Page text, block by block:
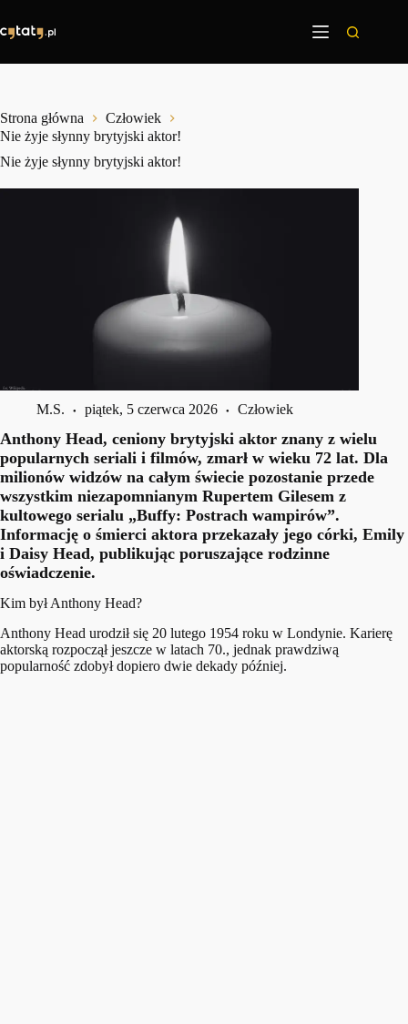
treści
Strona główna
Człowiek
Nie żyje słynny brytyjski aktor!
Nie żyje słynny brytyjski aktor!
M.S. piątek, 5 czerwca 2026 Człowiek
Anthony Head, ceniony brytyjski aktor znany z wielu
popularnych seriali i filmów, zmarł w wieku 72 lat. Dla
milionów widzów na całym świecie pozostanie przede
wszystkim niezapomnianym Rupertem Gilesem z
kultowego serialu „Buffy: Postrach wampirów”.
Informację o śmierci aktora przekazały jego córki, Emily
i Daisy Head, publikując poruszające rodzinne
oświadczenie.
Kim był Anthony Head?
Anthony Head urodził się 20 lutego 1954 roku w Londynie. Karierę
aktorską rozpoczął jeszcze w latach 70., jednak prawdziwą
popularność zdobył dopiero dwie dekady później.